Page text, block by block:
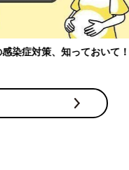
症対策、知っておいて！